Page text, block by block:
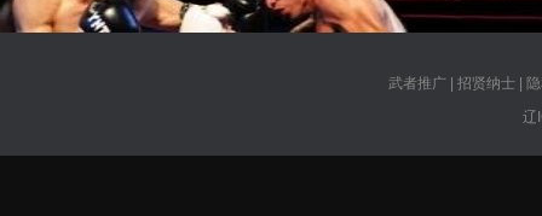
武者推广| 招贤纳士|
辽